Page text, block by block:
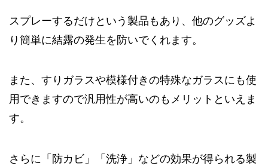
スプレーするだけという製品もあり、他のグッズよ
り簡単に結露の発生を防いでくれます。
また、すりガラスや模様付きの特殊なガラスにも使
用できますので汎用性が高いのもメリットといえま
す。
さらに「防カビ」「洗浄」などの効果が得られる製